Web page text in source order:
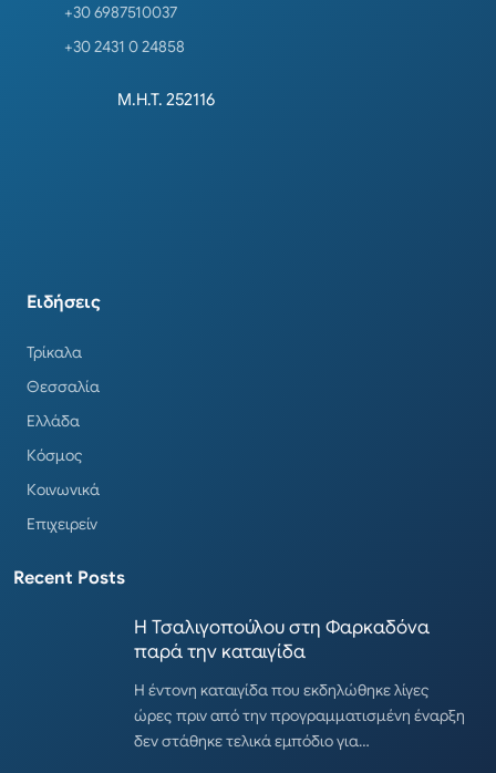
+30 6987510037
+30 2431 0 24858
Μ.Η.Τ. 252116
Ειδήσεις
Τρίκαλα
Θεσσαλία
Ελλάδα
Κόσμος
Κοινωνικά
Επιχειρείν
Recent Posts
Η Τσαλιγοπούλου στη Φαρκαδόνα
παρά την καταιγίδα
Η έντονη καταιγίδα που εκδηλώθηκε λίγες
ώρες πριν από την προγραμματισμένη έναρξη
δεν στάθηκε τελικά εμπόδιο για…